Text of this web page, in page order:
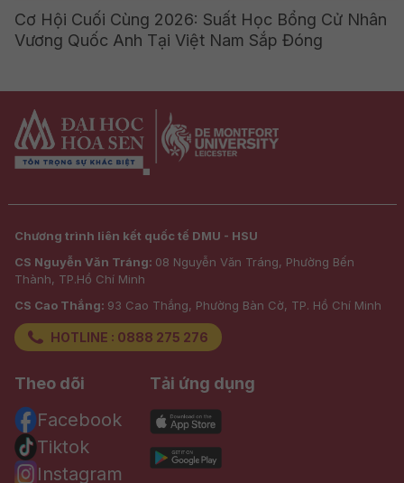
Cơ Hội Cuối Cùng 2026: Suất Học Bổng Cử Nhân
Vương Quốc Anh Tại Việt Nam Sắp Đóng
Chương trình liên kết quốc tế DMU - HSU
CS Nguyễn Văn Tráng: 08 Nguyễn Văn Tráng, Phường Bến
Thành, TP.Hồ Chí Minh
CS Cao Thắng: 93 Cao Thắng, Phường Bàn Cờ, TP. Hồ Chí Minh
HOTLINE : 0888 275 276
Theo dõi
Facebook
Tiktok
Instagram
Tải ứng dụng